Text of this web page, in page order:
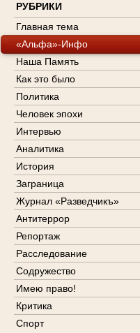
РУБРИКИ
Главная тема
«Альфа»-Инфо
Наша Память
Как это было
Политика
Человек эпохи
Интервью
Аналитика
История
Заграница
Журнал «Разведчикъ»
Антитеррор
Репортаж
Расследование
Содружество
Имею право!
Критика
Спорт